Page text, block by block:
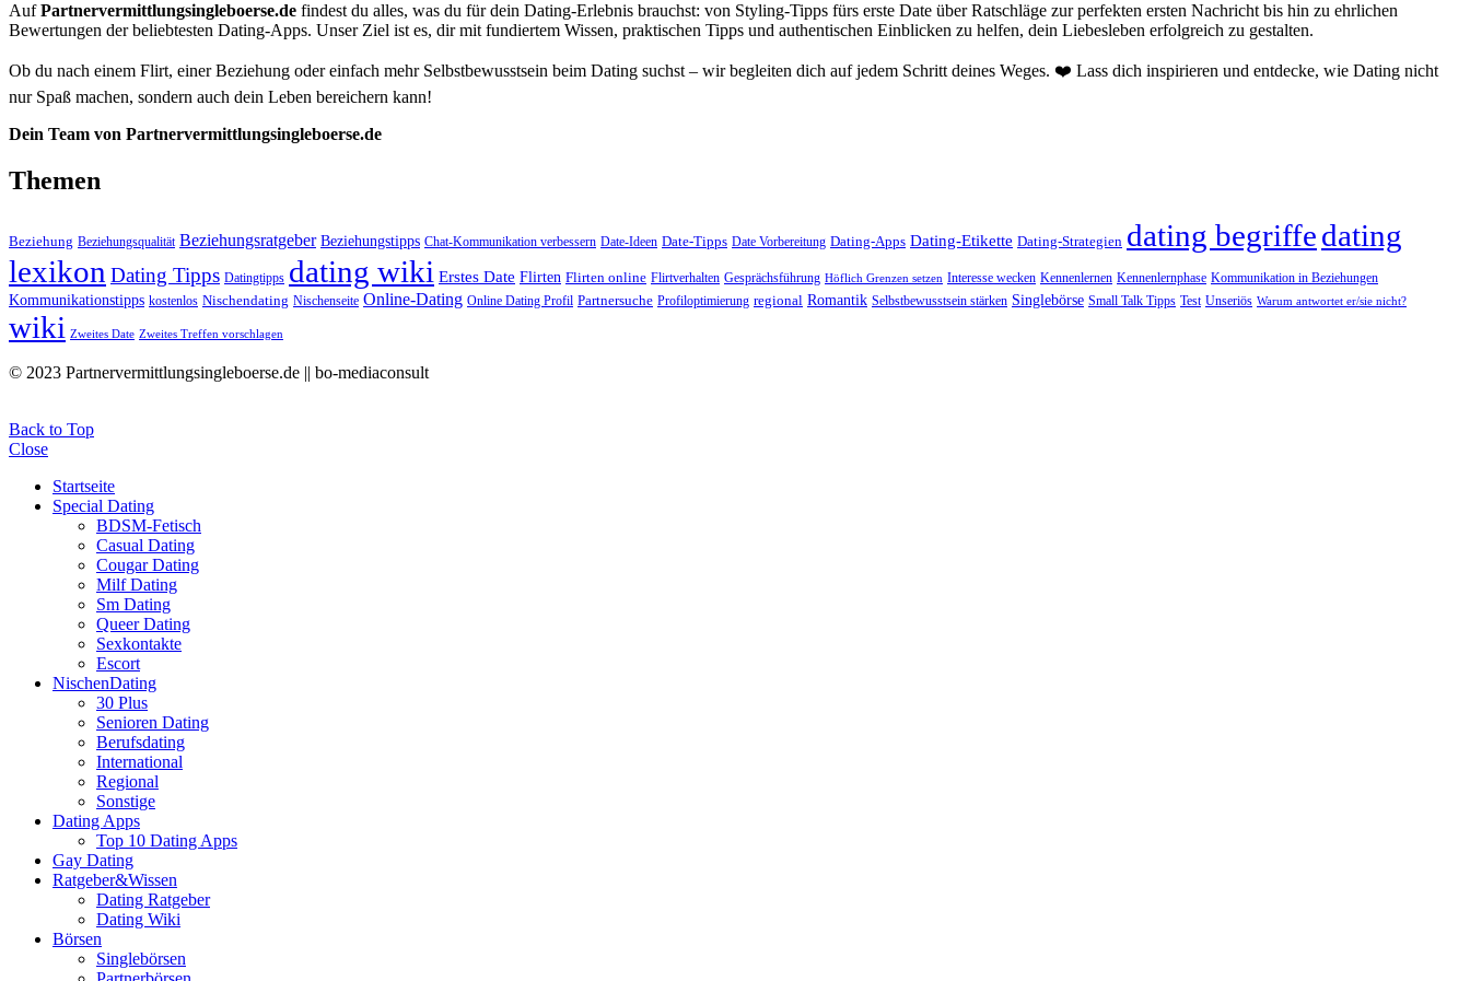
AufPartnervermittlungsingleboerse.de findest du alles, was du für dein Dating-Erlebnis brauchst: von Styling-Tipps fürs erste Date über Ratschläge zur perfekten ersten Nachricht bis hin zu ehrlichen
Bewertungen der beliebtesten Dating-Apps. Unser Ziel ist es, dir mit fundiertem Wissen, praktischen Tipps und authentischen Einblicken zu helfen, dein Liebesleben erfolgreich zu gestalten.
Ob du nach einem Flirt, einer Beziehung oder einfach mehr Selbstbewusstsein beim Dating suchst – wir begleiten dich auf jedem Schritt deines Weges. ❤️ Lass dich inspirieren und entdecke, wie Dating nicht
nur Spaß machen, sondern auch dein Leben bereichern kann!
Dein Team von Partnervermittlungsingleboerse.de
Themen
Beziehung Beziehungsqualität Beziehungsratgeber Beziehungstipps Chat-Kommunikation verbessern Date-Ideen Date-Tipps Date Vorbereitung Dating-Apps Dating-Etikette Dating-Strategien dating begriffedating
lexikon Dating Tipps Datingtipps dating wiki Erstes Date Flirten Flirten online Flirtverhalten Gesprächsführung Höflich Grenzen setzen Interesse wecken Kennenlernen Kennenlernphase Kommunikation in Beziehungen
Kommunikationstipps kostenlos Nischendating Nischenseite Online-Dating Online Dating Profil Partnersuche Profiloptimierung regional Romantik Selbstbewusstsein stärken Singlebörse Small Talk Tipps Test Unseriös Warum antwortet er/sie nicht?
wiki Zweites Date Zweites Treffen vorschlagen
© 2023 Partnervermittlungsingleboerse.de || bo-mediaconsult
Back to Top
Close
Startseite
Special Dating
BDSM-Fetisch
Casual Dating
Cougar Dating
Milf Dating
Sm Dating
Queer Dating
Sexkontakte
Escort
NischenDating
30 Plus
Senioren Dating
Berufsdating
International
Regional
Sonstige
Dating Apps
Top 10 Dating Apps
Gay Dating
Ratgeber&Wissen
Dating Ratgeber
Dating Wiki
Börsen
Singlebörsen